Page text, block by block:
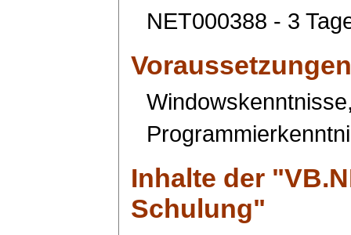
NET000388 - 3
Voraussetzungen
Inhalte der "
Schulung"